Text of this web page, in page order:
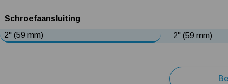
Schroefaansluiting
2" (59 mm)
2" (59 mm)